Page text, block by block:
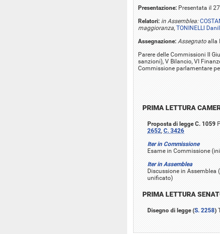
Presentazione: Presentata il
Relatori: in Assemblea:
maggioranza, TONINELLI
Assegnazione: Assegnatoalla
Parere delle Commissioni II
sanzioni), V Bilancio, VI
Commissione parlamentare
PRIMA LETTURA
Proposta di legge C. 1059
2652, C. 3426
Iter in Commissione
Esame in Commissione
Iter in Assemblea
Discussione in
unificato)
PRIMA LETTURA
Disegno di legge (S. 2258)